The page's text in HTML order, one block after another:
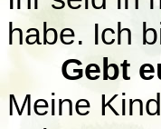
habe. Ich
Gebt
Meine